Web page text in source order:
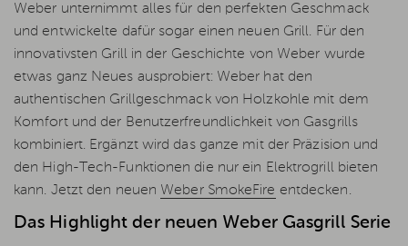
Weber unternimmt alles für den perfekten Geschmack
und entwickelte dafür sogar einen neuen Grill. Für den
innovativsten Grill in der Geschichte von Weber wurde
etwas ganz Neues ausprobiert: Weber hat den
authentischen Grillgeschmack von Holzkohle mit dem
Komfort und der Benutzerfreundlichkeit von Gasgrills
kombiniert. Ergänzt wird das ganze mit der Präzision und
den High-Tech-Funktionen die nur ein Elektrogrill bieten
kann. Jetzt den neuen Weber SmokeFire entdecken.
Das Highlight der neuen Weber Gasgrill Serie